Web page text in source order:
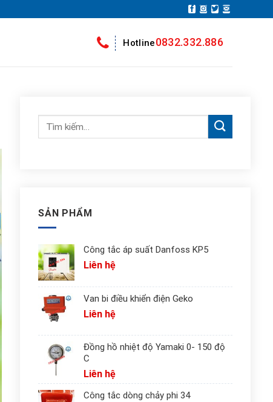
Hotline0832.332.886
Tìm
SẢN PHẨM
Công tắc áp suất Danfoss KP5
Liên hệ
Van bi điều khiển điện Geko
Liên hệ
Đồng hồ nhiệt độ Yamaki 0- 150 độ
C
Liên hệ
Công tắc dòng chảy phi 34